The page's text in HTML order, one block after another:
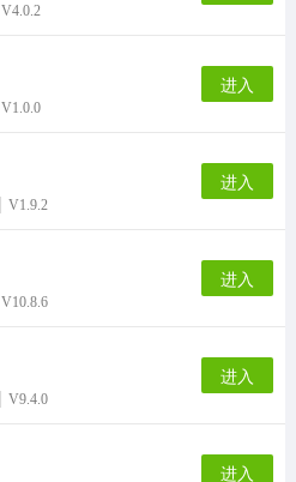
V4.0.2
V1.0.0
进入
V1.9.2
进入
V10.8.6
进入
V9.4.0
进入
进入